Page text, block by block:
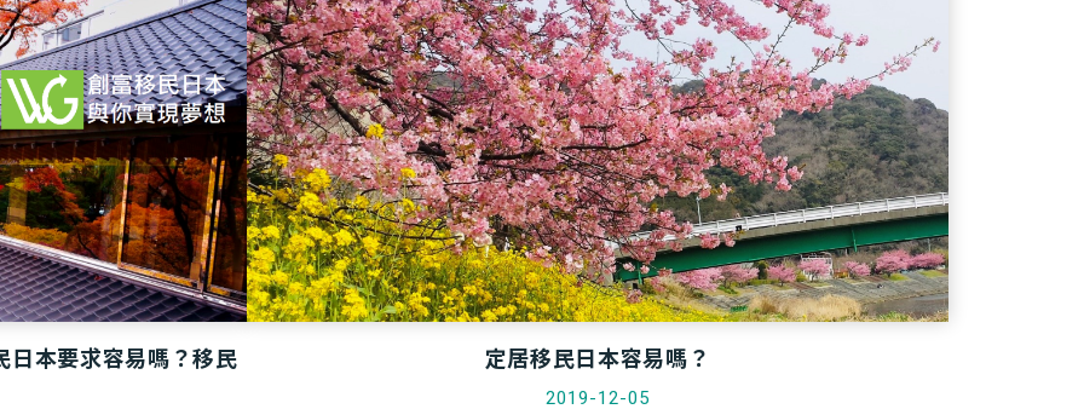
日本要求容易嗎？移民 定居移民日本容易嗎？
2019-12-05